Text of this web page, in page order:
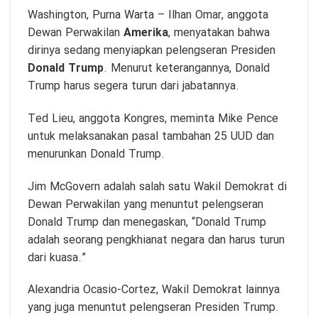
Washington, Purna Warta – Ilhan Omar, anggota
Dewan Perwakilan Amerika, menyatakan bahwa
dirinya sedang menyiapkan pelengseran Presiden
Donald Trump. Menurut keterangannya, Donald
Trump harus segera turun dari jabatannya.
Ted Lieu, anggota Kongres, meminta Mike Pence
untuk melaksanakan pasal tambahan 25 UUD dan
menurunkan Donald Trump.
Jim McGovern adalah salah satu Wakil Demokrat di
Dewan Perwakilan yang menuntut pelengseran
Donald Trump dan menegaskan, “Donald Trump
adalah seorang pengkhianat negara dan harus turun
dari kuasa.”
Alexandria Ocasio-Cortez, Wakil Demokrat lainnya
yang juga menuntut pelengseran Presiden Trump.